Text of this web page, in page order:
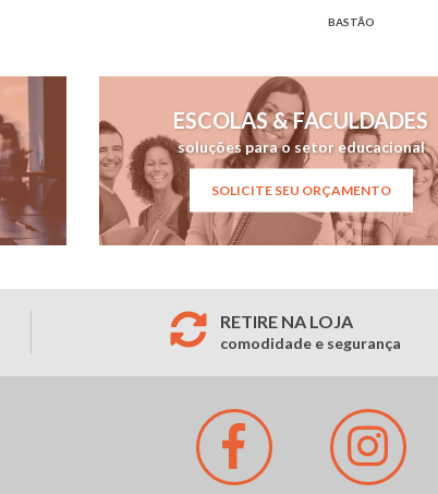
BASTÃO
ESCOLAS & FACULDADES
soluções para o setor educacional
SOLICITE SEU ORÇAMENTO
RETIRE NA LOJA
comodidade e segurança